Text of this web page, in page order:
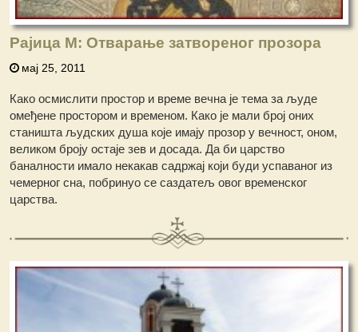
Рајица М: Отварање затвореног прозора
мај 25, 2011
Како осмислити простор и време вечна је тема за људе
омеђене простором и временом. Како је мали број оних
станишта људских душа које имају прозор у вечност, оном,
великом броју остаје зев и досада. Да би царство
баналности имало некакав садржај који буди успаваног из
чемерног сна, побринуо се саздатељ овог временског
царства.